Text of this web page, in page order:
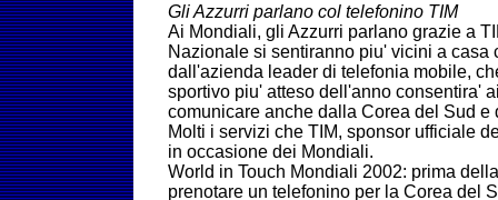
Gli Azzurri parlano col telefonino TIM
Ai Mondiali, gli Azzurri parlano grazie a
Nazionale si sentiranno piu' vicini a casa
dall'azienda leader di telefonia mobile,
sportivo piu' atteso dell'anno consentira'
comunicare anche dalla Corea del Sud e
Molti i servizi che TIM, sponsor ufficiale
in occasione dei Mondiali.
World in Touch Mondiali 2002: prima
prenotare un telefonino per la Corea del